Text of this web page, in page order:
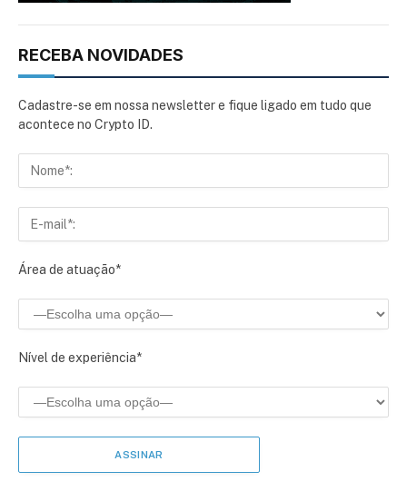
RECEBA NOVIDADES
Cadastre-se em nossa newsletter e fique ligado em tudo que
acontece no Crypto ID.
Área de atuação*
Nível de experiência*